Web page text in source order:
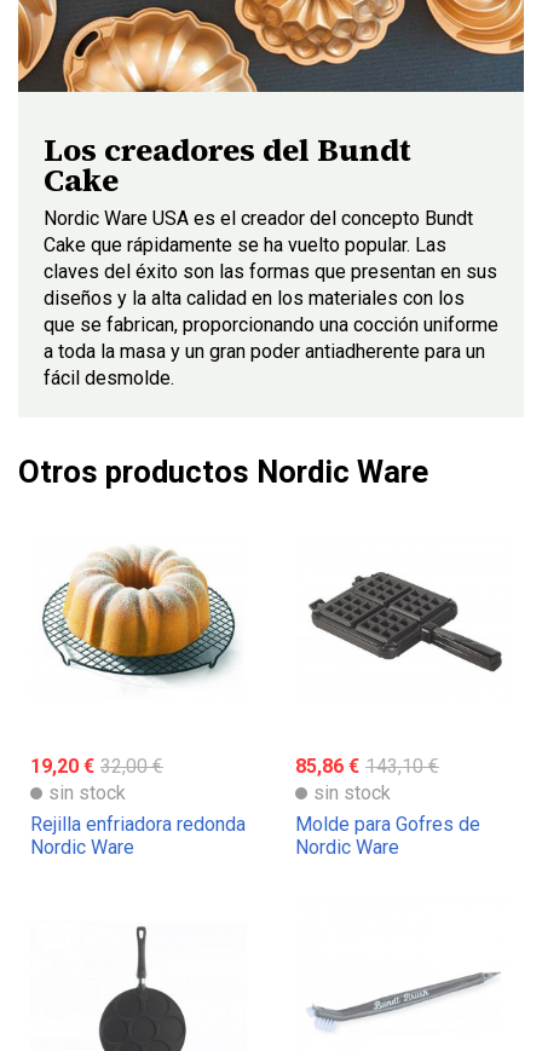
Los creadores del Bundt
Cake
Nordic Ware USA es el creador del concepto Bundt
Cake que rápidamente se ha vuelto popular. Las
claves del éxito son las formas que presentan en sus
diseños y la alta calidad en los materiales con los
que se fabrican, proporcionando una cocción uniforme
a toda la masa y un gran poder antiadherente para un
fácil desmolde.
Otros productos Nordic Ware
19,20 € 32,00 €
sin stock
Rejilla enfriadora redonda
Nordic Ware
85,86 € 143,10 €
sin stock
Molde para Gofres de
Nordic Ware